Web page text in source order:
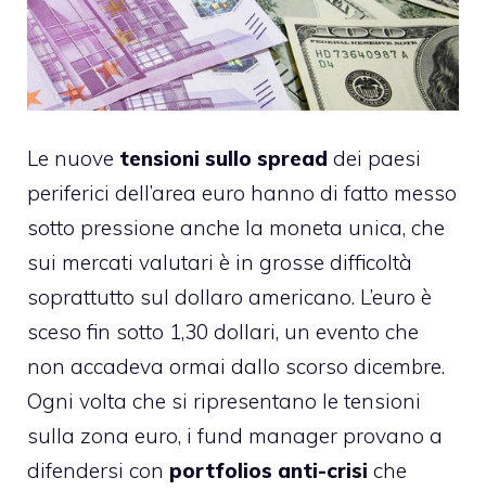
Le nuove tensioni sullo spread dei paesi
periferici dell’area euro hanno di fatto messo
sotto pressione anche la moneta unica, che
sui mercati valutari è in grosse difficoltà
soprattutto sul dollaro americano. L’euro è
sceso fin sotto 1,30 dollari, un evento che
non accadeva ormai dallo scorso dicembre.
Ogni volta che si ripresentano le tensioni
sulla zona euro, i fund manager provano a
difendersi con portfolios anti-crisi che